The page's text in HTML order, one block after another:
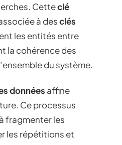
Cetteclé
à desclés
les entités entre
la cohérence des
du système.
données affine
Ce processus
fragmenter les
les répétitions et